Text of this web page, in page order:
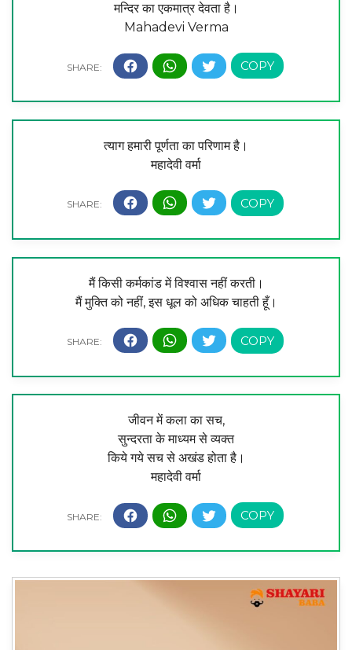
मन्दिर का एकमात्र देवता है।
Mahadevi Verma
त्याग हमारी पूर्णता का परिणाम है।
महादेवी वर्मा
मैं किसी कर्मकांड में विश्वास नहीं करती।
मैं मुक्ति को नहीं, इस धूल को अधिक चाहती हूँ।
जीवन में कला का सच,
सुन्दरता के माध्यम से व्यक्त
किये गये सच से अखंड होता है।
महादेवी वर्मा